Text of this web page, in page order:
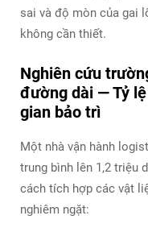
sai và độ mòn của gai
không cần thiết.
Nghiên cứu
đường dài — Tỷ
gian bảo trì
Một nhà vận hành
trung bình lên 1,2 triệu
cách tích hợp các vật
nghiêm ngặt: